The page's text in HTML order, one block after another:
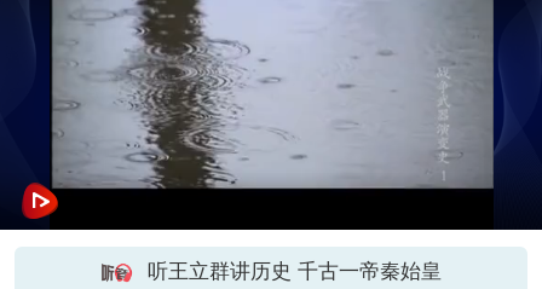
听王立群讲历史 千古一帝秦始皇